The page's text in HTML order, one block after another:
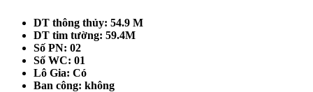
DT thông thủy: 54.9 M
DT tim tường: 59.4M
Số PN: 02
Số WC: 01
Lô Gia: Có
Ban công: không